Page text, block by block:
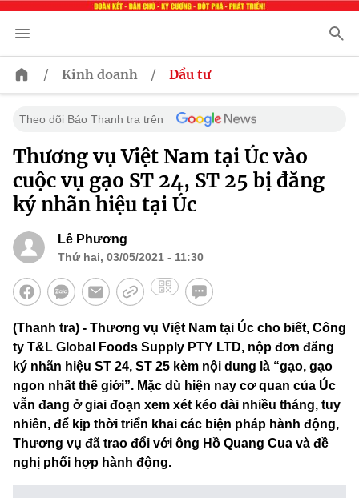
/ Kinh doanh / Đầu tư
Theo dõi Báo Thanh tra trên
Thương vụ Việt Nam tại Úc vào
cuộc vụ gạo ST 24, ST 25 bị đăng
ký nhãn hiệu tại Úc
Lê Phương
Thứ hai, 03/05/2021 - 11:30
(Thanh tra) - Thương vụ Việt Nam tại Úc cho biết, Công
ty T&L Global Foods Supply PTY LTD, nộp đơn đăng
ký nhãn hiệu ST 24, ST 25 kèm nội dung là “gạo, gạo
ngon nhất thế giới”. Mặc dù hiện nay cơ quan của Úc
vẫn đang ở giai đoạn xem xét kéo dài nhiều tháng, tuy
nhiên, để kịp thời triển khai các biện pháp hành động,
Thương vụ đã trao đổi với ông Hồ Quang Cua và đề
nghị phối hợp hành động.